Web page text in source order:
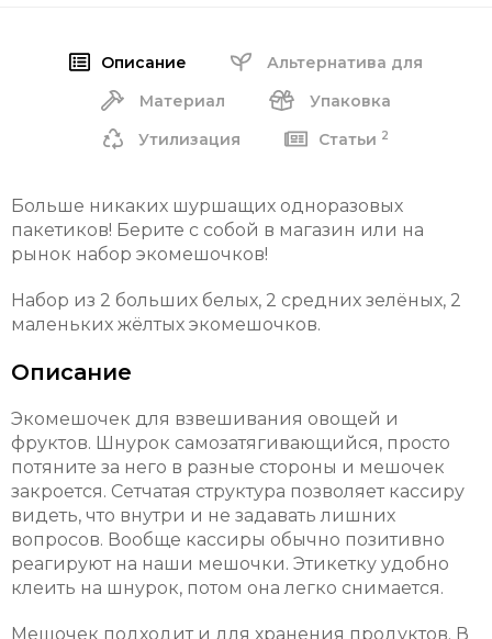
Описание
Альтернатива для
Материал
Упаковка
Утилизация
Статьи 2
Больше никаких шуршащих одноразовых
пакетиков! Берите с собой в магазин или на
рынок набор экомешочков!
Набор из 2 больших белых, 2 средних зелёных, 2
маленьких жёлтых экомешочков.
Описание
Экомешочек для взвешивания овощей и
фруктов. Шнурок самозатягивающийся, просто
потяните за него в разные стороны и мешочек
закроется. Сетчатая структура позволяет кассиру
видеть, что внутри и не задавать лишних
вопросов. Вообще кассиры обычно позитивно
реагируют на наши мешочки. Этикетку удобно
клеить на шнурок, потом она легко снимается.
Мешочек подходит и для хранения продуктов. В